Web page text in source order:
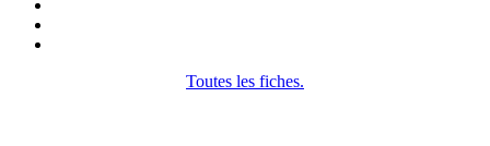
Toutes les fiches.